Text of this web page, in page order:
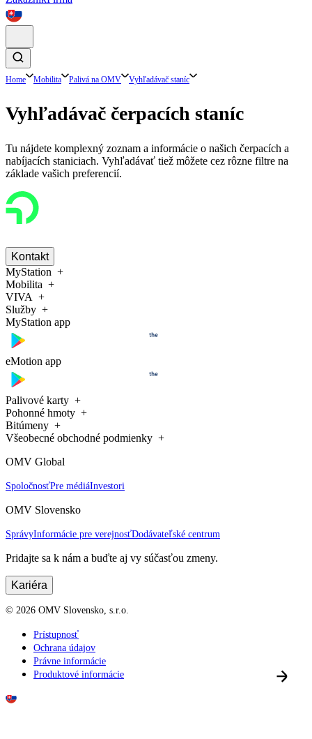
Home Mobilita Palivá na OMV Vyhľadávač staníc
Vyhľadávač čerpacích staníc
Tu nájdete komplexný zoznam a informácie o našich čerpacích a
nabíjacích staniciach. Vyhľadávať tiež môžete cez rôzne filtre na
základe vašich preferencií.
Kontakt
MyStation
Mobilita
VIVA
Služby
MyStation app
eMotion app
Palivové karty
Pohonné hmoty
Bitúmeny
Všeobecné obchodné podmienky
OMV Global
SpoločnosťPre médiáInvestori
OMV Slovensko
SprávyInformácie pre verejnosťDodávateľské centrum
Pridajte sa k nám a buďte aj vy súčasťou zmeny.
Kariéra
© 2026 OMV Slovensko, s.r.o.
Prístupnosť
Ochrana údajov
Právne informácie
Produktové informácie